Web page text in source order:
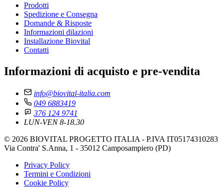
Prodotti
Spedizione e Consegna
Domande & Risposte
Informazioni dilazioni
Installazione Biovital
Contatti
Informazioni di acquisto e pre-vendita
info@biovital-italia.com
049 6883419
376 124 9741
LUN-VEN 8-18.30
© 2026 BIOVITAL PROGETTO ITALIA - P.IVA IT05174310283
Via Contra' S.Anna, 1 - 35012 Camposampiero (PD)
Privacy Policy
Termini e Condizioni
Cookie Policy